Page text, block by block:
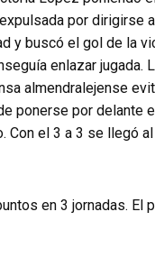
por dirigirse
y buscó el gol de la
enlazar jugada.
almendralejense
ponerse por delante
el 3 a 3 se llegó
en 3 jornadas. El